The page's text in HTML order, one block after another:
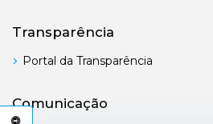
Transparência
Portal da Transparência
Comunicação